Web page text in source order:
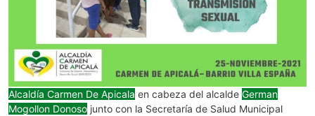
Alcaldía Carmen De Apicala en cabeza del alcalde German
Mogollon Donoso junto con la Secretaría de Salud Municipal